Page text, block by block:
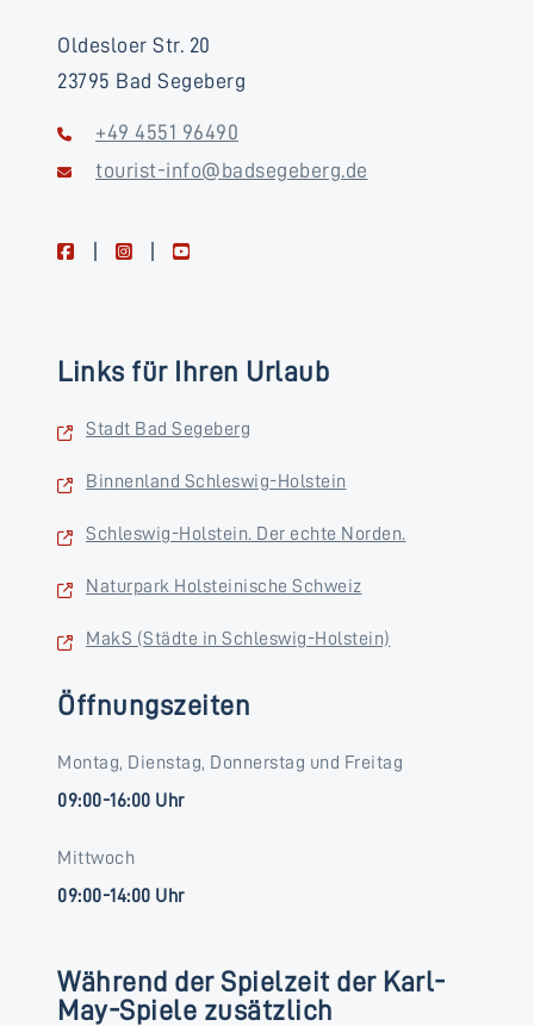
Oldesloer Str. 20
23795 Bad Segeberg
+49 4551 96490
tourist-info@badsegeberg.de
facebookinstagramyoutube
Links für Ihren Urlaub
Stadt Bad Segeberg
Binnenland Schleswig-Holstein
Schleswig-Holstein. Der echte Norden.
Naturpark Holsteinische Schweiz
MakS (Städte in Schleswig-Holstein)
Öffnungszeiten
Montag, Dienstag, Donnerstag und Freitag
09:00-16:00 Uhr
Mittwoch
09:00-14:00 Uhr
Während der Spielzeit der Karl-
May-Spiele zusätzlich